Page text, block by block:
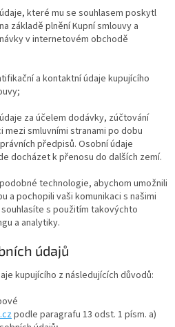
které mu se souhlasem poskytl
základě plnění Kupní smlouvy a
v internetovém obchodě
a kontaktní údaje kupujícího
za účelem dodávky, zúčtování
smluvními stranami po dobu
předpisů. Osobní údaje
docházet k přenosu do dalších zemí.
technologie, abychom umožnili
a pochopili vaši komunikaci s našimi
s použitím takovýchto
a analytiky.
údajů
kupujícího z následujících důvodů:
podle paragrafu 13 odst. 1 písm. a)